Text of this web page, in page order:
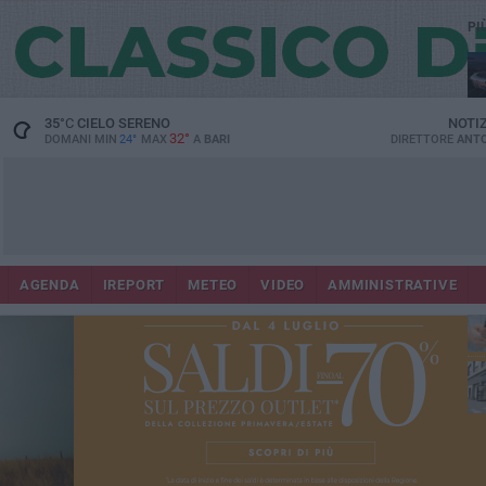
35°CCIELO SERENO
DOMANI MIN 24° MAX 32° A BARI DIRETTORE
AGENDA IREPORT METEO VIDEO AMMINISTRATIVE